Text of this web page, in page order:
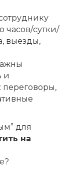
часов/сутки/
выезды,
и
переговоры,
для
на